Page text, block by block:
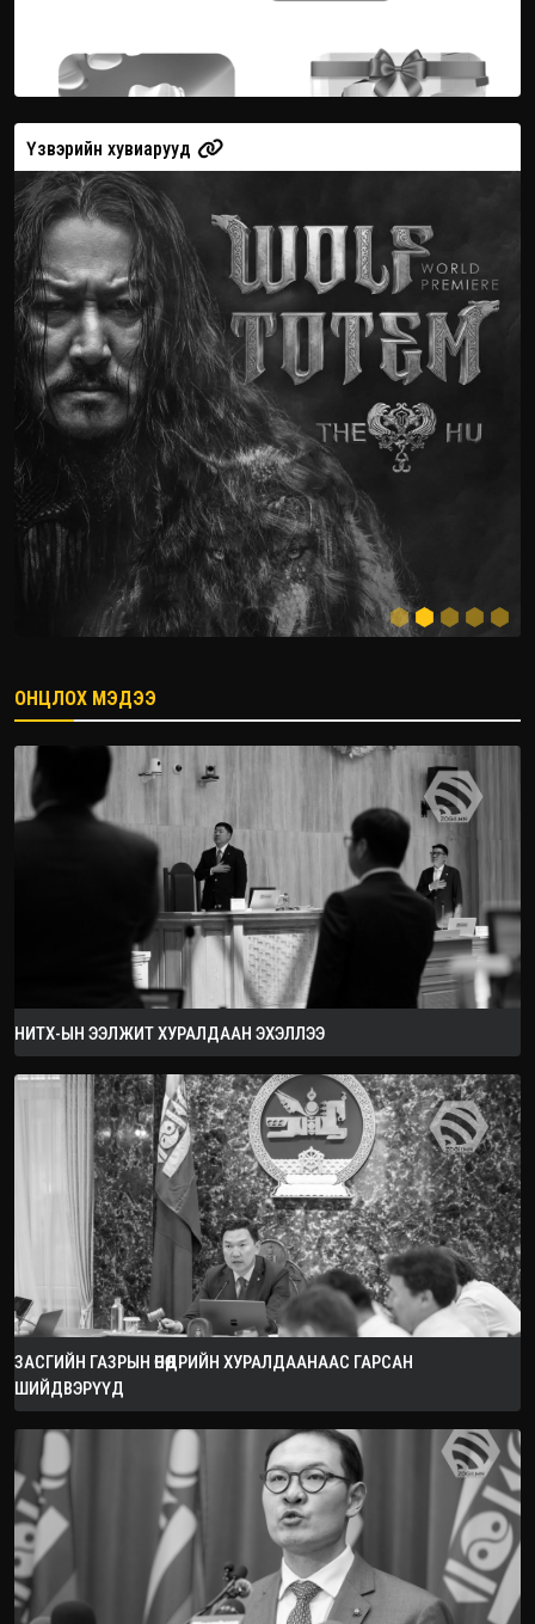
Үзвэрийн хувиарууд
2026.08.08
ОНЦЛОХ МЭДЭЭ
НИТХ-ЫН ЭЭЛЖИТ ХУРАЛДААН ЭХЭЛЛЭЭ
ЗАСГИЙН ГАЗРЫН ӨНӨӨДРИЙН ХУРАЛДААНААС ГАРСАН
ШИЙДВЭРҮҮД